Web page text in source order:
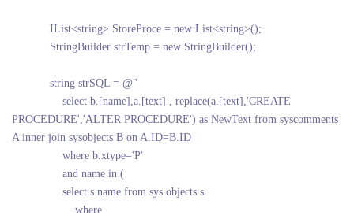
IList<string> StoreProce = new List<string>();
StringBuilder strTemp = new StringBuilder();
string strSQL = @"
select b.[name],a.[text] , replace(a.[text],'CREATE
PROCEDURE','ALTER PROCEDURE') as NewText from syscomments
A inner join sysobjects B on A.ID=B.ID
where b.xtype='P'
and name in (
select s.name from sys.objects s
where